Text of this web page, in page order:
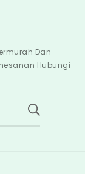
Dan
Hubungi